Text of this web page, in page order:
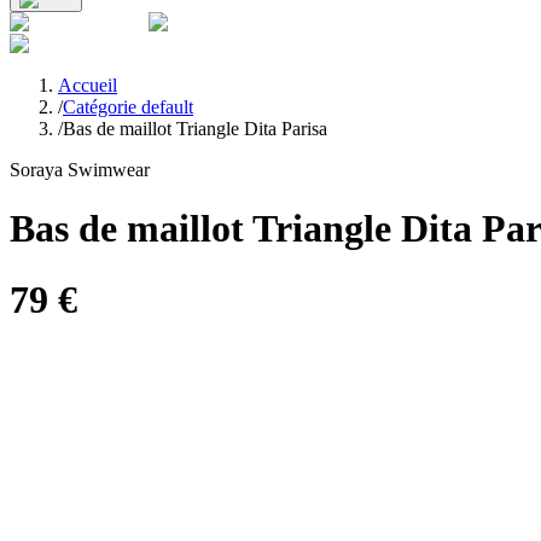
Accueil
/Catégorie default
/Bas de maillot Triangle Dita Parisa
Soraya Swimwear
Bas de maillot Triangle Dita
79 €